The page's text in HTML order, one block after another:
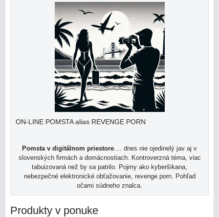
ON-LINE POMSTA alias REVENGE PORN
Pomsta v digitálnom priestore.... dnes nie ojedinelý jav aj v
slovenských firmách a domácnostiach. Kontroverzná téma, viac
tabuizovaná než by sa patrilo. Pojmy ako kyberšikana,
nebezpečné elektronické obťažovanie, revenge porn. Pohľad
očami súdneho znalca.
Produkty v ponuke